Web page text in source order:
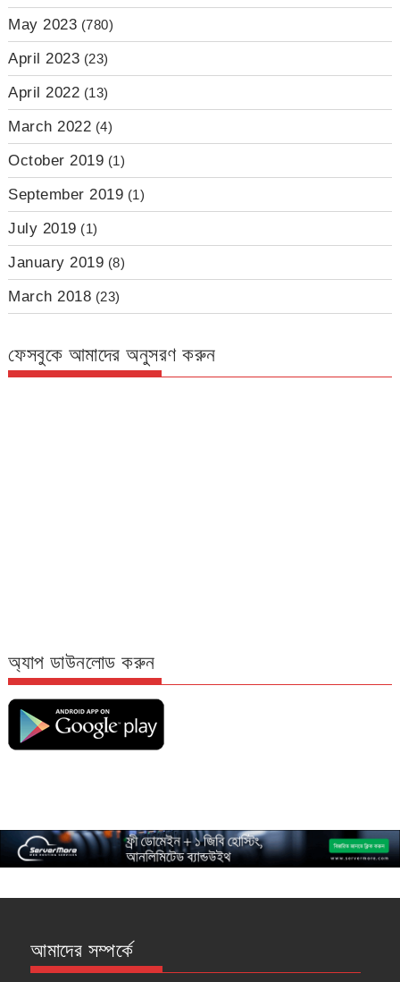
May 2023 (780)
April 2023 (23)
April 2022 (13)
March 2022 (4)
October 2019 (1)
September 2019 (1)
July 2019 (1)
January 2019 (8)
March 2018 (23)
ফেসবুকে আমাদের অনুসরণ করুন
অ্যাপ ডাউনলোড করুন
আমাদের সম্পর্কে